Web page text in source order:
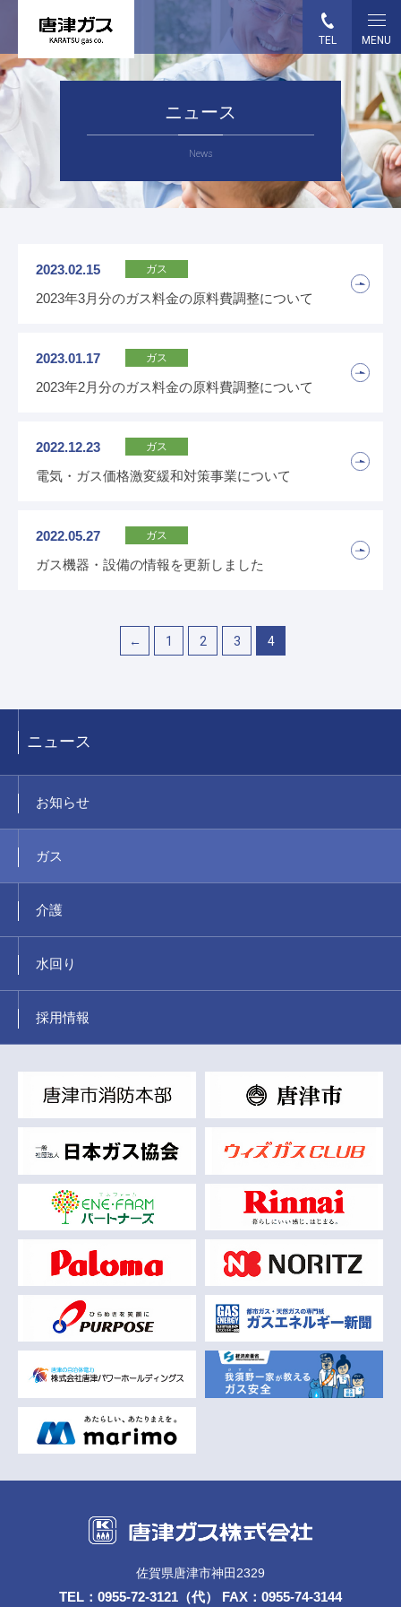
TEL MENU
HOME
各種お手続き
採用情報
緊急の時はこちら
ニュース
News
2023.02.15 ガス
2023年3月分のガス料金の原料費調整について
2023.01.17 ガス
2023年2月分のガス料金の原料費調整について
2022.12.23 ガス
電気・ガス価格激変緩和対策事業について
2022.05.27 ガス
ガス機器・設備の情報を更新しました
← 1 2 3 4
ニュース
お知らせ
ガス
介護
水回り
採用情報
佐賀県唐津市神田2329
TEL： 0955-72-3121 （代） FAX：0955-74-3144